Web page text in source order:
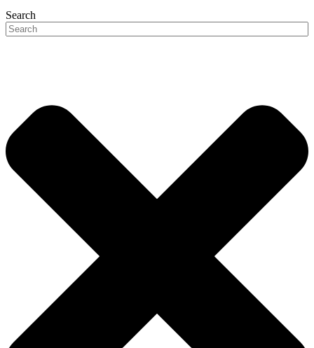
Search